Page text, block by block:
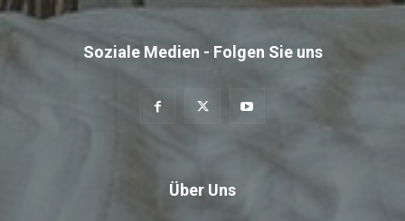
Soziale Medien - Folgen Sie uns
Über Uns